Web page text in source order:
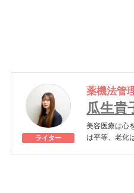
ライター
薬機法管
瓜生貴
美容医療は心
は平等、老化